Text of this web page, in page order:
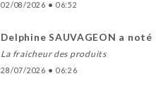
02/08/2026 • 06:52
Delphine SAUVAGEON a noté
La fraicheur des produits
28/07/2026 • 06:26